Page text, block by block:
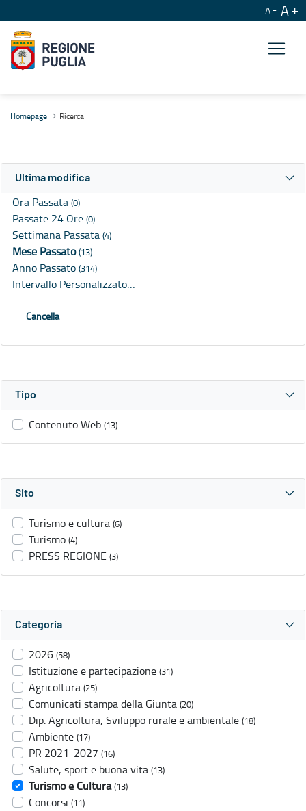
A A
Homepage Ricerca
Ultima modifica
Ora Passata (0)
Passate 24 Ore (0)
Settimana Passata (4)
Mese Passato(13)
Anno Passato (314)
Intervallo Personalizzato…
Cancella
Tipo
Contenuto Web (13)
Sito
Turismo e cultura (6)
Turismo (4)
PRESS REGIONE (3)
Categoria
2026 (58)
Istituzione e partecipazione (31)
Agricoltura (25)
Comunicati stampa della Giunta (20)
Dip. Agricoltura, Sviluppo rurale e ambientale (18)
Ambiente (17)
PR 2021-2027 (16)
Salute, sport e buona vita (13)
Turismo e Cultura (13)
Concorsi (11)